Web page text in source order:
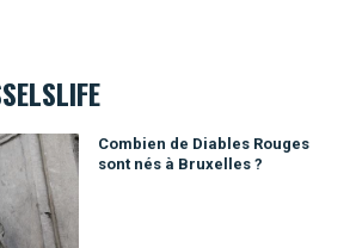
Combien de Diables Rouges
sont nés à Bruxelles ?
Rouges sont nés à Bruxelles ?